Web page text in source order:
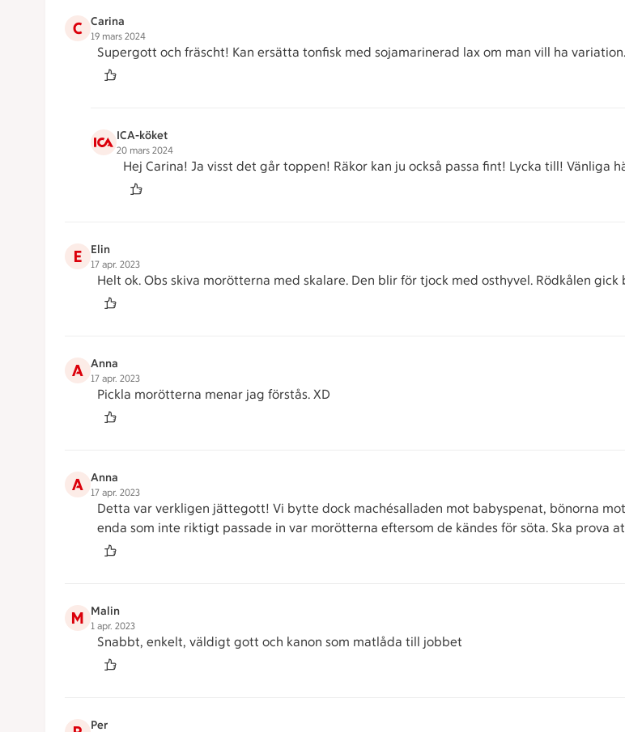
C Carina
19 mars 2024
Supergott och fräscht! Kan ersätta tonfisk med sojamarinerad lax om man vill ha variation.
ICA-köket
20 mars 2024
Hej Carina! Ja visst det går toppen! Räkor kan ju också passa fint! Lycka till! Vänliga
E Elin
17 apr. 2023
Helt ok. Obs skiva morötterna med skalare. Den blir för tjock med osthyvel. Rödkålen
A Anna
17 apr. 2023
Pickla morötterna menar jag förstås. XD
A Anna
17 apr. 2023
Detta var verkligen jättegott! Vi bytte dock machésalladen mot babyspenat, bönorna
enda som inte riktigt passade in var morötterna eftersom de kändes för söta. Ska prova
M Malin
1 apr. 2023
Snabbt, enkelt, väldigt gott och kanon som matlåda till jobbet
Per